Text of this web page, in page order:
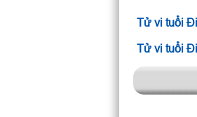
Tử vi tuổi
Tử vi tuổi